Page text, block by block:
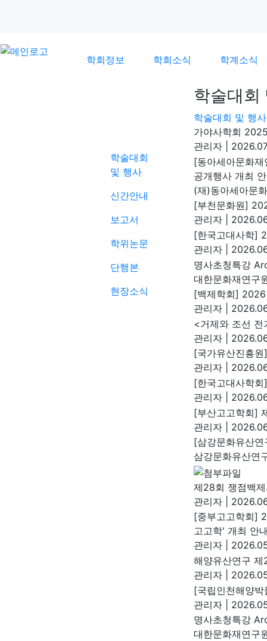
학회정보 학회소식 학계소식
학술대회
및 행사
신간안내
보고서
학위논문
단행본
현장소식
학술대회
학술대회 및 행사
가야사학회
관리자
[동아세아문화
공개행사 개최
(재)동아세아문
[부천문화원]
관리자
[한국고대사학]
관리자
명사초청특강
대한문화재연구
[백제학회]
관리자
<거제와 조선 전
관리자
[국가유산진흥원
관리자
[한국고대사학
관리자
[부산고고학회]
관리자
[삼강문화유산
삼강문화유산연
제28회 쟁점백
관리자
[중부고고학회]
고고학' 개최 안
관리자
해양유산연구
관리자
[국립인천해양
관리자
명사초청특강
대한문화재연구